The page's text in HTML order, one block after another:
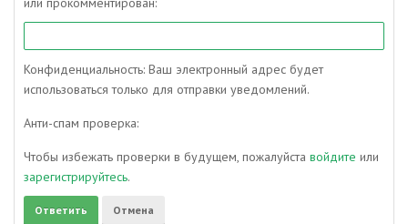
Конфиденциальность: Ваш электронный адрес будет
использоваться только для отправки уведомлений.
Анти-спам проверка:
Чтобы избежать проверки в будущем, пожалуйста войдите или
зарегистрируйтесь.